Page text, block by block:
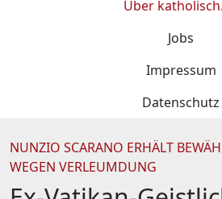
Über
Jobs
Impressum
Datenschutz
NUNZIO SCARANO ERHÄLT
WEGEN VERLEUMDUNG